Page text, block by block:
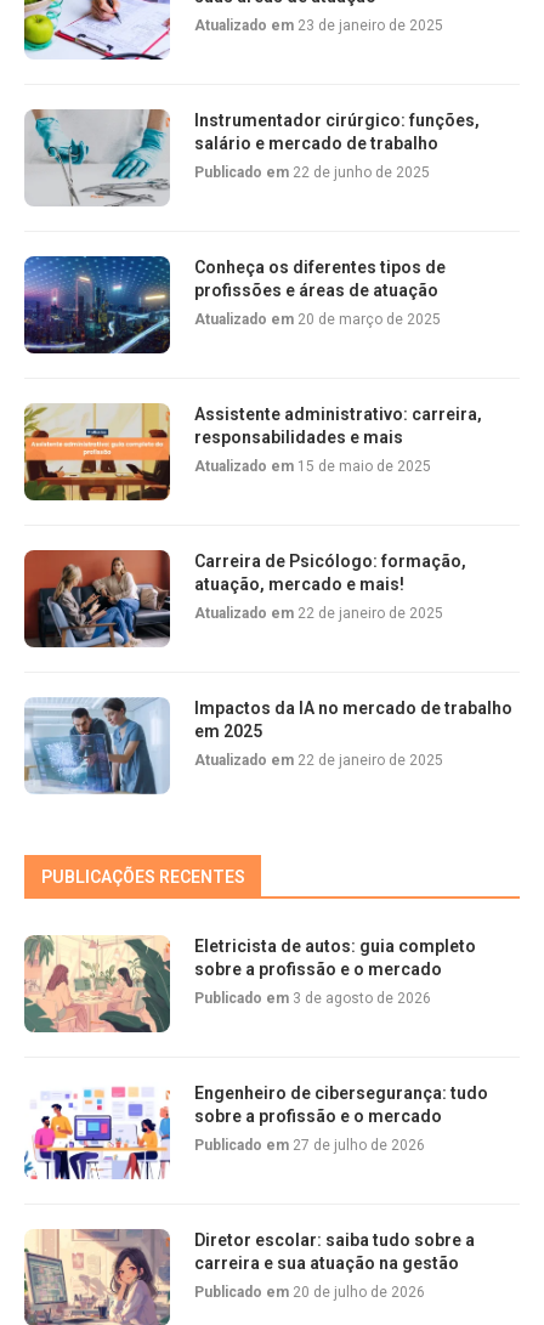
Atualizado em 23 de janeiro de 2025
Instrumentador cirúrgico: funções,
salário e mercado de trabalho
Publicado em 22 de junho de 2025
Conheça os diferentes tipos de
profissões e áreas de atuação
Atualizado em 20 de março de 2025
Assistente administrativo: carreira,
responsabilidades e mais
Atualizado em 15 de maio de 2025
Carreira de Psicólogo: formação,
atuação, mercado e mais!
Atualizado em 22 de janeiro de 2025
Impactos da IA no mercado de trabalho
em 2025
Atualizado em 22 de janeiro de 2025
PUBLICAÇÕES RECENTES
Eletricista de autos: guia completo
sobre a profissão e o mercado
Publicado em 3 de agosto de 2026
Engenheiro de cibersegurança: tudo
sobre a profissão e o mercado
Publicado em 27 de julho de 2026
Diretor escolar: saiba tudo sobre a
carreira e sua atuação na gestão
Publicado em 20 de julho de 2026